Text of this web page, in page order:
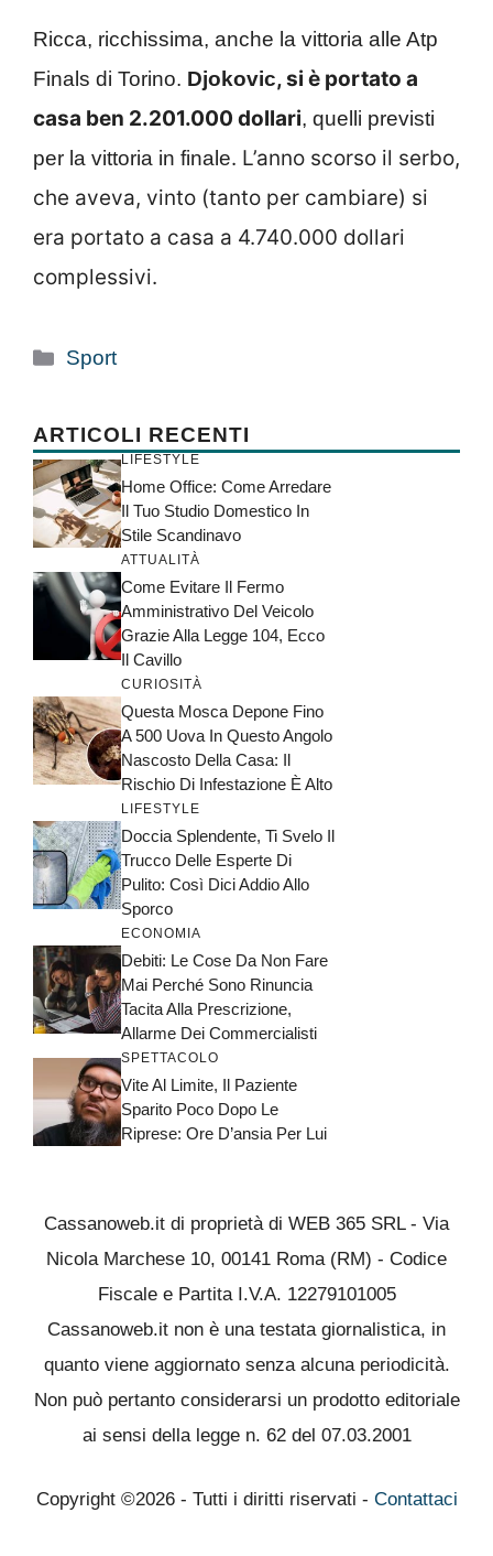
Ricca, ricchissima, anche la vittoria alle Atp
Finals di Torino. Djokovic, si è portato a
casa ben 2.201.000 dollari, quelli previsti
per la vittoria in finale. L’anno scorso il serbo,
che aveva, vinto (tanto per cambiare) si
era portato a casa a 4.740.000 dollari
complessivi.
Categorie
Sport
ARTICOLI RECENTI
LIFESTYLE
Home Office: Come Arredare
Il Tuo Studio Domestico In
Stile Scandinavo
ATTUALITÀ
Come Evitare Il Fermo
Amministrativo Del Veicolo
Grazie Alla Legge 104, Ecco
Il Cavillo
CURIOSITÀ
Questa Mosca Depone Fino
A 500 Uova In Questo Angolo
Nascosto Della Casa: Il
Rischio Di Infestazione È Alto
LIFESTYLE
Doccia Splendente, Ti Svelo Il
Trucco Delle Esperte Di
Pulito: Così Dici Addio Allo
Sporco
ECONOMIA
Debiti: Le Cose Da Non Fare
Mai Perché Sono Rinuncia
Tacita Alla Prescrizione,
Allarme Dei Commercialisti
SPETTACOLO
Vite Al Limite, Il Paziente
Sparito Poco Dopo Le
Riprese: Ore D’ansia Per Lui
Cassanoweb.it di proprietà di WEB 365 SRL - Via
Nicola Marchese 10, 00141 Roma (RM) - Codice
Fiscale e Partita I.V.A. 12279101005
Cassanoweb.it non è una testata giornalistica, in
quanto viene aggiornato senza alcuna periodicità.
Non può pertanto considerarsi un prodotto editoriale
ai sensi della legge n. 62 del 07.03.2001
Copyright ©2026 - Tutti i diritti riservati - Contattaci